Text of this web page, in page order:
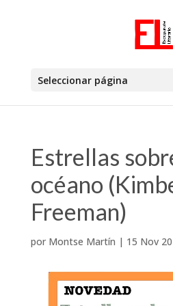
Seleccionar página
Estrellas
océano
Freeman)
por Montse Martín | 15 Nov